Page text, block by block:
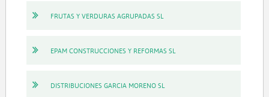
FRUTAS Y VERDURAS AGRUPADAS SL
EPAM CONSTRUCCIONES Y REFORMAS SL
DISTRIBUCIONES GARCIA MORENO SL